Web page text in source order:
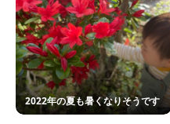
2022年の夏も暑くなりそうです